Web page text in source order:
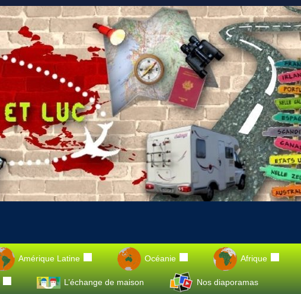
Amérique Latine Océanie Afrique
L’échange de maison Nos diaporamas